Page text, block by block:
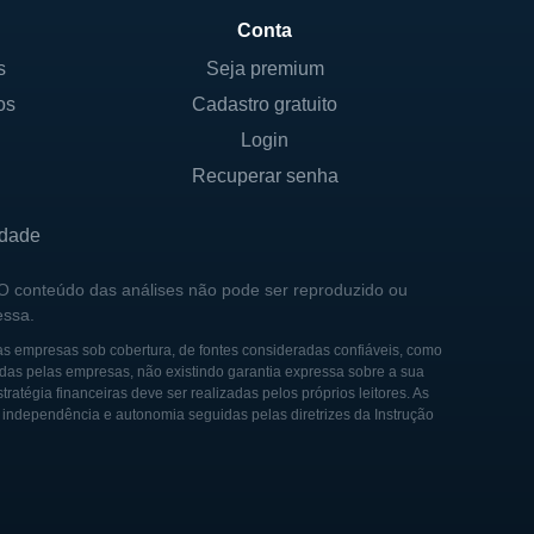
sempre atualizada com
Desde sua fundação, a
também se
seus clientes.
instalações
foi fundamental para
crescimento de
às necessidades de
Conta
Seja premium
Cadastro gratuito
Login
Recuperar senha
conteúdo das análises não pode ser reproduzido ou
sob cobertura, de fontes consideradas confiáveis, como
pelas empresas, não existindo garantia expressa sobre a sua
financeiras deve ser realizadas pelos próprios leitores. As
e autonomia seguidas pelas diretrizes da Instrução